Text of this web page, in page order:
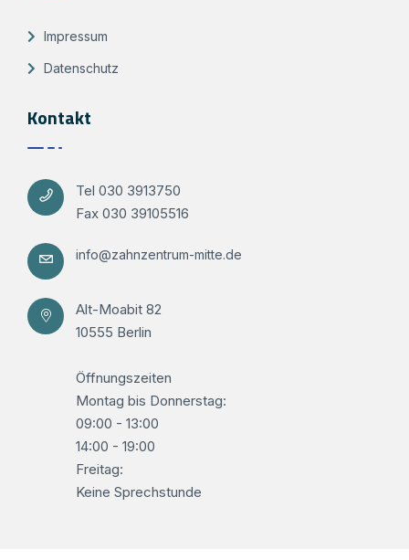
Impressum
Datenschutz
Kontakt
Tel 030 3913750
Fax 030 39105516
info@zahnzentrum-mitte.de
Alt-Moabit 82
10555 Berlin
Öffnungszeiten
Montag bis Donnerstag:
09:00 - 13:00
14:00 - 19:00
Freitag:
Keine Sprechstunde